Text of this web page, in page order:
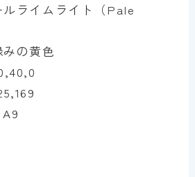
ライムライト（Pale
の黄色